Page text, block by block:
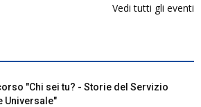
Vedi tutti gli eventi
"Chi sei tu? - Storie del Servizio
Universale"